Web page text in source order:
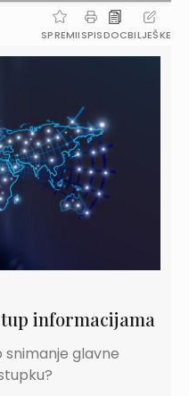
SPREMIISPISDOCBILJEŠKE
informacijama
snimanje glavne